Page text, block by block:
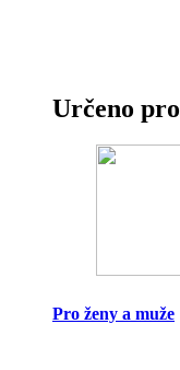
Určeno pro
Pro ženy a muže